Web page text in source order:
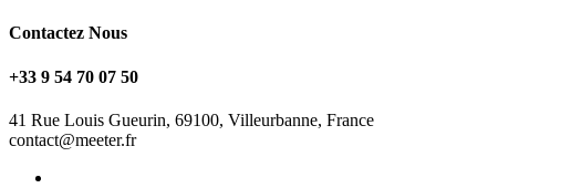
Contactez Nous
+33 9 54 70 07 50
41 Rue Louis Gueurin, 69100, Villeurbanne, France
contact@meeter.fr